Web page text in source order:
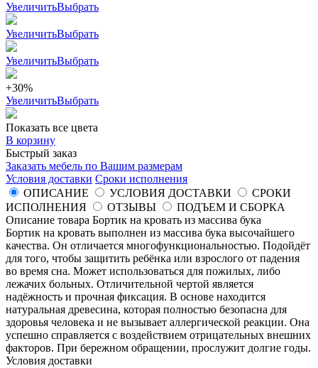
УвеличитьВыбрать
УвеличитьВыбрать
УвеличитьВыбрать
+30%
УвеличитьВыбрать
Показать все цвета
В корзину
Быстрый заказ
Заказать мебель по Вашим размерам
Условия доставки Сроки исполнения
ОПИСАНИЕ
УСЛОВИЯ ДОСТАВКИ
СРОКИ
ИСПОЛНЕНИЯ
ОТЗЫВЫ
ПОДЪЕМ И СБОРКА
Описание товара Бортик на кровать из массива бука
Бортик на кровать выполнен из массива бука высочайшего
качества. Он отличается многофункциональностью. Подойдёт
для того, чтобы защитить ребёнка или взрослого от падения
во время сна. Может использоваться для пожилых, либо
лежачих больных. Отличительной чертой является
надёжность и прочная фиксация. В основе находится
натуральная древесина, которая полностью безопасна для
здоровья человека и не вызывает аллергической реакции. Она
успешно справляется с воздействием отрицательных внешних
факторов. При бережном обращении, прослужит долгие годы.
Условия доставки